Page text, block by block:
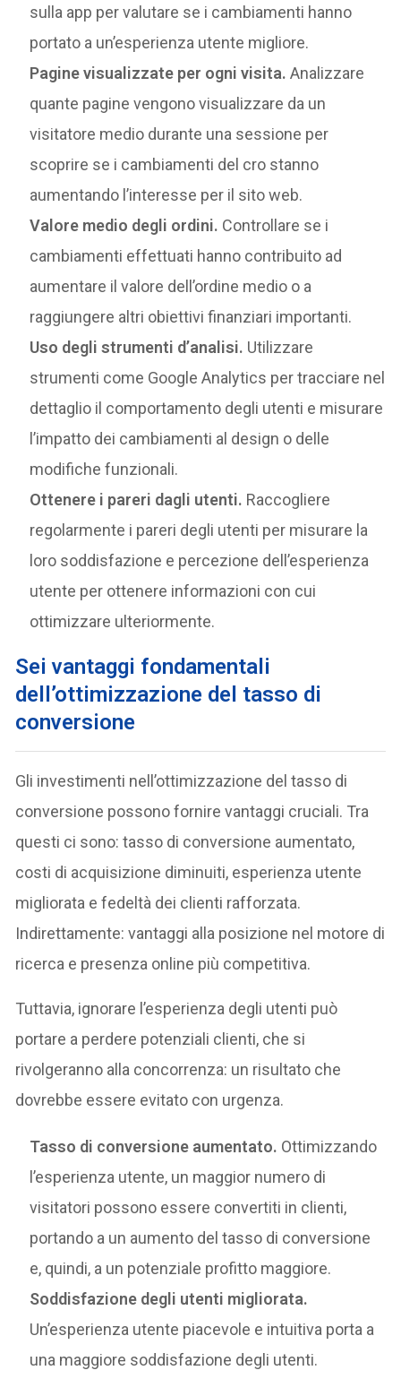
sulla app per valutare se i cambiamenti hanno
portato a un’esperienza utente migliore.
Pagine visualizzate per ogni visita.Analizzare
quante pagine vengono visualizzare da un
visitatore medio durante una sessione per
scoprire se i cambiamenti del cro stanno
aumentando l’interesse per il sito web.
Valore medio degli ordini. Controllare se i
cambiamenti effettuati hanno contribuito ad
aumentare il valore dell’ordine medio o a
raggiungere altri obiettivi finanziari importanti.
Uso degli strumenti d’analisi. Utilizzare
strumenti come Google Analytics per tracciare nel
dettaglio il comportamento degli utenti e misurare
l’impatto dei cambiamenti al design o delle
modifiche funzionali.
Ottenere i pareri dagli utenti. Raccogliere
regolarmente i pareri degli utenti per misurare la
loro soddisfazione e percezione dell’esperienza
utente per ottenere informazioni con cui
ottimizzare ulteriormente.
Sei vantaggi fondamentali
dell’ottimizzazione del tasso di
conversione
Gli investimenti nell’ottimizzazione del tasso di
conversione possono fornire vantaggi cruciali. Tra
questi ci sono: tasso di conversione aumentato,
costi di acquisizione diminuiti, esperienza utente
migliorata e fedeltà dei clienti rafforzata.
Indirettamente: vantaggi alla posizione nel motore di
ricerca e presenza online più competitiva.
Tuttavia, ignorare l’esperienza degli utenti può
portare a perdere potenziali clienti, che si
rivolgeranno alla concorrenza: un risultato che
dovrebbe essere evitato con urgenza.
Tasso di conversione aumentato. Ottimizzando
l’esperienza utente, un maggior numero di
visitatori possono essere convertiti in clienti,
portando a un aumento del tasso di conversione
e, quindi, a un potenziale profitto maggiore.
Soddisfazione degli utenti migliorata.
Un’esperienza utente piacevole e intuitiva porta a
una maggiore soddisfazione degli utenti.